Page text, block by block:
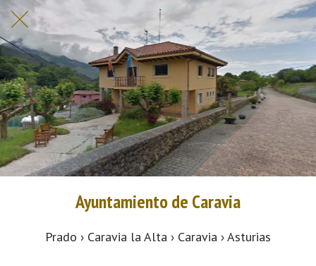
Ayuntamiento de Caravia
Prado › Caravia la Alta › Caravia › Asturias